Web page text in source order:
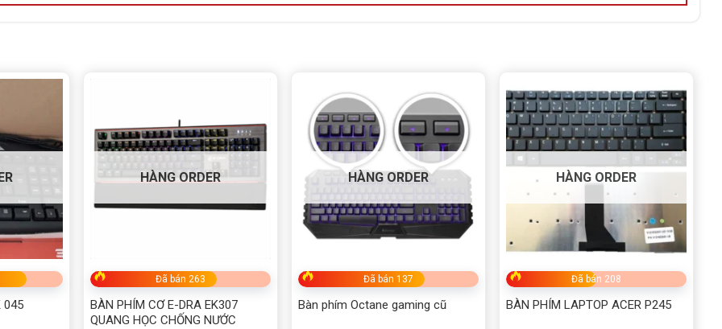
41 mm
cấp
045
HÀNG ORDER
Đã bán 263
BÀN PHÍM CƠ E-DRA EK307
QUANG HỌC CHỐNG NƯỚC
HÀNG ORDER
Đã bán 137
Bàn phím Octane gaming cũ
HÀNG ORDER
Đã bán 208
BÀN PHÍM LAPTOP ACER P245